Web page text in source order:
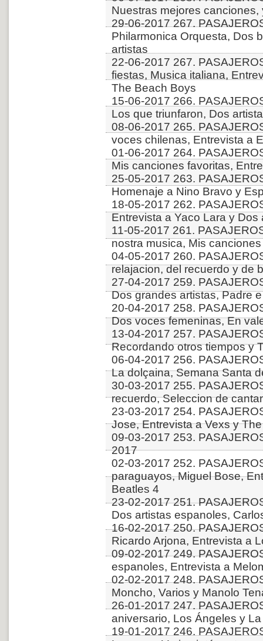
Nuestras mejores canciones,
29-06-2017 267.
Philarmonica Orquesta, Dos
artistas
22-06-2017 267.
fiestas, Musica italiana,
The Beach Boys
15-06-2017 266.
Los que triunfaron, Dos
08-06-2017 265.
voces chilenas, Entrevista a
01-06-2017 264.
Mis canciones favoritas,
25-05-2017 263.
Homenaje a Nino Bravo y
18-05-2017 262.
Entrevista a Yaco Lara y Dos
11-05-2017 261.
nostra musica, Mis
04-05-2017 260.
relajacion, del recuerdo y de
27-04-2017 259.
Dos grandes artistas, Padre
20-04-2017 258.
Dos voces femeninas, En
13-04-2017 257.
Recordando otros tiempos y
06-04-2017 256.
La dolçaina, Semana Santa
30-03-2017 255.
recuerdo, Seleccion de
23-03-2017 254.
Jose, Entrevista a Vexs y
09-03-2017 253.
2017
02-03-2017 252.
paraguayos, Miguel Bose,
Beatles 4
23-02-2017 251.
Dos artistas espanoles,
16-02-2017 250.
Ricardo Arjona, Entrevista a
09-02-2017 249.
espanoles, Entrevista a
02-02-2017 248.
Moncho, Varios y Manolo
26-01-2017 247.
aniversario, Los Ángeles y
19-01-2017 246.